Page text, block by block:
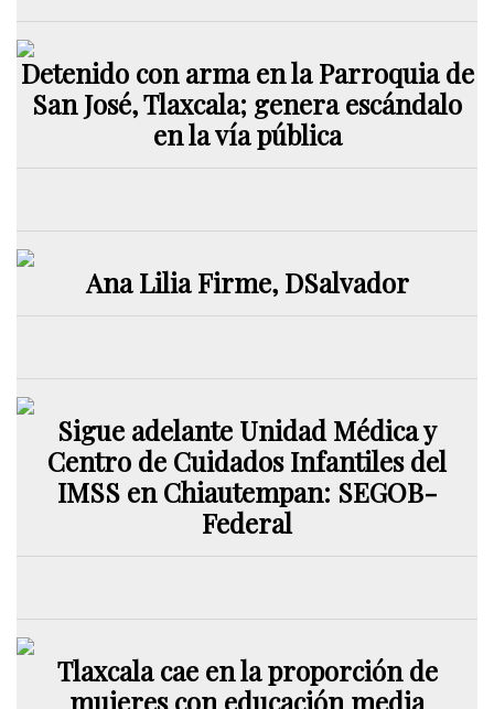
Detenido con arma en la Parroquia de
San José, Tlaxcala; genera escándalo
en la vía pública
Ana Lilia Firme, DSalvador
Sigue adelante Unidad Médica y
Centro de Cuidados Infantiles del
IMSS en Chiautempan: SEGOB-
Federal
Tlaxcala cae en la proporción de
mujeres con educación media